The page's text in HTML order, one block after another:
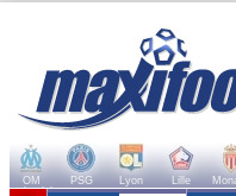
OM PSG Lyon Lille
+ de clubs